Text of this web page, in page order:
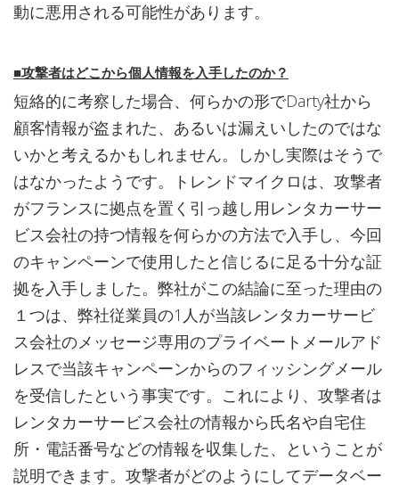
動に悪用される可能性があります。
■攻撃者はどこから個人情報を入手したのか？
短絡的に考察した場合、何らかの形でDarty社から
顧客情報が盗まれた、あるいは漏えいしたのではな
いかと考えるかもしれません。しかし実際はそうで
はなかったようです。トレンドマイクロは、攻撃者
がフランスに拠点を置く引っ越し用レンタカーサー
ビス会社の持つ情報を何らかの方法で入手し、今回
のキャンペーンで使用したと信じるに足る十分な証
拠を入手しました。弊社がこの結論に至った理由の
１つは、弊社従業員の1人が当該レンタカーサービ
ス会社のメッセージ専用のプライベートメールアド
レスで当該キャンペーンからのフィッシングメール
を受信したという事実です。これにより、攻撃者は
レンタカーサービス会社の情報から氏名や自宅住
所・電話番号などの情報を収集した、ということが
説明できます。攻撃者がどのようにしてデータベー